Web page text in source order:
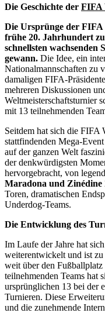
Die Geschichte der FIFA
Die Ursprünge der FIFA
frühe 20. Jahrhundert
schnellsten
gewann. Die Idee, ein
Nationalmannschaften zu
damaligen FIFA-
mehreren Diskussionen
Weltmeisterschaftsturnier
mit 13 teilnehmenden
Seitdem hat sich die FIFA
stattfindenden Mega-
auf der ganzen Welt
der denkwürdigsten
hervorgebracht, von
Maradona und Zinédine
Toren, dramatischen
Underdog-Teams.
Die Entwicklung des
Im Laufe der Jahre hat
weiterentwickelt und ist
weit über den
teilnehmenden Teams hat
ursprünglichen 13 bei der
Turnieren. Diese
und die zunehmende